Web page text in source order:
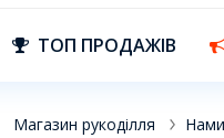
ТОП ПРОДАЖІВ
Магазин рукоділля